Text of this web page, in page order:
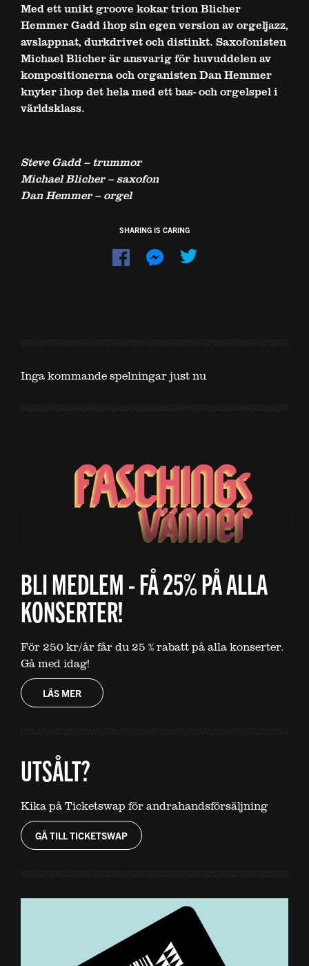
Med ett unikt groove kokar trion Blicher
Hemmer Gadd ihop sin egen version av orgeljazz,
avslappnat, durkdrivet och distinkt. Saxofonisten
Michael Blicher är ansvarig för huvuddelen av
kompositionerna och organisten Dan Hemmer
knyter ihop det hela med ett bas- och orgelspel i
världsklass.
Steve Gadd – trummor
Michael Blicher – saxofon
Dan Hemmer – orgel
SHARING IS CARING
Dela
Dela
Inga kommande spelningar just nu
BLI MEDLEM - FÅ 25% PÅ ALLA
KONSERTER!
För 250 kr/år får du 25 % rabatt på alla konserter.
Gå med idag!
LÄS MER
UTSÅLT?
Kika på Ticketswap för andrahandsförsäljning
GÅ TILL TICKETSWAP